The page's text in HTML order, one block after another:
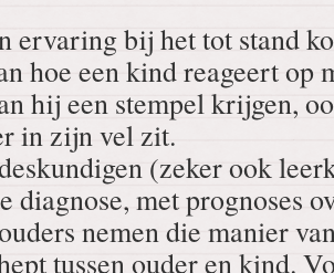
ervaring bij het tot stand
hoe een kind reageert op
hij een stempel krijgen,
in zijn vel zit.
(zeker ook
diagnose, met prognoses
nemen die manier
tussen ouder en kind.